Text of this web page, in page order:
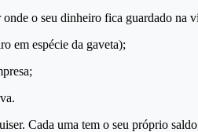
o seu dinheiro fica guardado na
em espécie da gaveta);
Cada uma tem o seu próprio